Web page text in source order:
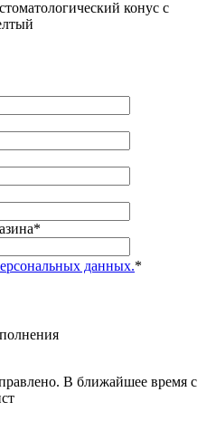
конус с
*
данных.*
В ближайшее время с